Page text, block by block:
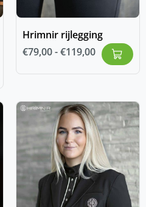
Hrimnir rijlegging
€79,00-€119,00